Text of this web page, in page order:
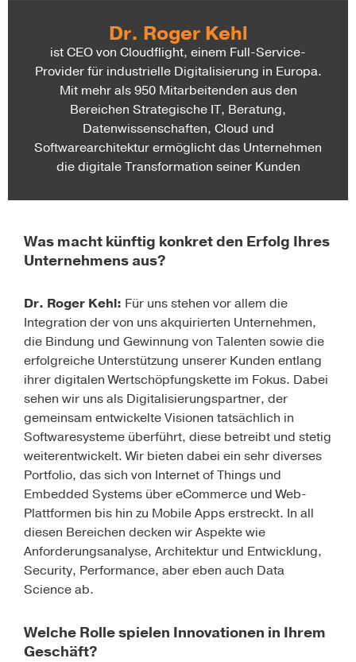
Dr. Roger Kehl
ist CEO von Cloudflight, einem Full-Service-
Provider für industrielle Digitalisierung in Europa.
Mit mehr als 950 Mitarbeitenden aus den
Bereichen Strategische IT, Beratung,
Datenwissenschaften, Cloud und
Softwarearchitektur ermöglicht das Unternehmen
die digitale Transformation seiner Kunden
Was macht künftig konkret den Erfolg Ihres
Unternehmens aus?
Dr. Roger Kehl: Für uns stehen vor allem die
Integration der von uns akquirierten Unternehmen,
die Bindung und Gewinnung von Talenten sowie die
erfolgreiche Unterstützung unserer Kunden entlang
ihrer digitalen Wertschöpfungskette im Fokus. Dabei
sehen wir uns als Digitalisierungspartner, der
gemeinsam entwickelte Visionen tatsächlich in
Softwaresysteme überführt, diese betreibt und stetig
weiterentwickelt. Wir bieten dabei ein sehr diverses
Portfolio, das sich von Internet of Things und
Embedded Systems über eCommerce und Web-
Plattformen bis hin zu Mobile Apps erstreckt. In all
diesen Bereichen decken wir Aspekte wie
Anforderungsanalyse, Architektur und Entwicklung,
Security, Performance, aber eben auch Data
Science ab.
Welche Rolle spielen Innovationen in Ihrem
Geschäft?